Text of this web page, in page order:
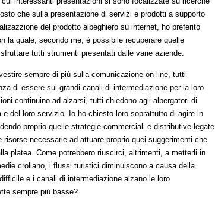
che sulla presentazione di servizi e prodotti a supporto
del prodotto albeghiero su internet, ho preferito
la quale, secondo me, è possibile recuperare quelle
tutti strumenti presentati dalle varie aziende.
sempre di più sulla comunicazione on-line, tutti
di essere sui grandi canali di intermediazione per la loro
continuino ad alzarsi, tutti chiedono agli albergatori di
del loro servizio. Io ho chiesto loro soprattutto di agire in
proprio quelle strategie commerciali e distributive legate
risorse necessarie ad attuare proprio quei suggerimenti che
platea. Come potrebbero riuscirci, altrimenti, a metterli in
crollano, i flussi turistici diminuiscono a causa della
e i canali di intermediazione alzano le loro
sempre più basse?